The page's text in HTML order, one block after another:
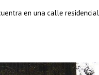
en una calle